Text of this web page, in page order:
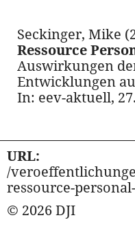
Seckinger, Mike
Ressource
Auswirkungen
Entwicklungen
In: eev-aktuell, 27.
URL:
/
ressource-
© 2026 DJI